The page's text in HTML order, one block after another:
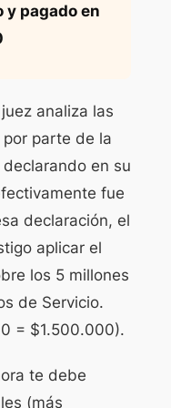
pagado en
analiza las
parte de la
en su
fue
declaración, el
aplicar el
los 5 millones
de Servicio.
= $1.500.000).
te debe
(más